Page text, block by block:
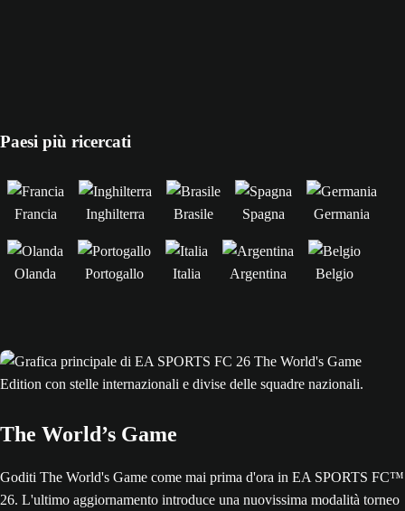
Paesi più ricercati
Francia Inghilterra Brasile Spagna Germania
Olanda Portogallo Italia Argentina Belgio
The World’s Game
Goditi The World's Game come mai prima d'ora in EA SPORTS FC™
26. L'ultimo aggiornamento introduce una nuovissima modalità torneo